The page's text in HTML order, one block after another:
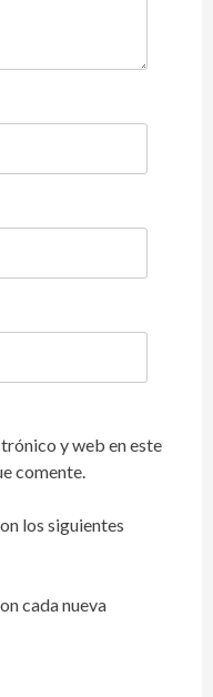
y web en este
comente.
los siguientes
cada nueva